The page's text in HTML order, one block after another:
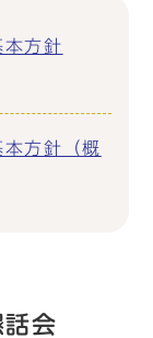
方針
方針（概
会